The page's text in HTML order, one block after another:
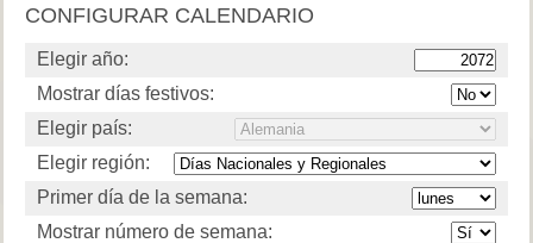
CONFIGURAR CALENDARIO
Elegir año:
Mostrar días festivos:
Elegir país:
Elegir región:
Primer día de la semana:
Mostrar número de semana: